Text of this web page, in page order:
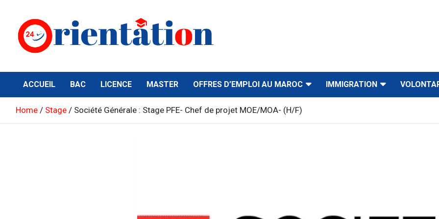
content
Orientation24
ACCUEIL BAC LICENCE MASTER OFFRES D’EMPLOI AU MAROC IMMIGRATION
Home Stage Société Générale : Stage PFE- Chef de projet MOE/MOA- (H/F)